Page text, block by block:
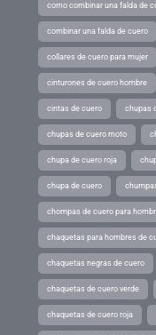
como combinar una falda de
combinar una falda de cuero
collares de cuero para mujer
cinturones de cuero hombre
cintas de cuero chupas
chupas de cuero moto
chupa de cuero roja
chupa de cuero
chompas de cuero para
chaquetas para hombres de
chaquetas negras de cuero
chaquetas de cuero verde
chaquetas de cuero roja